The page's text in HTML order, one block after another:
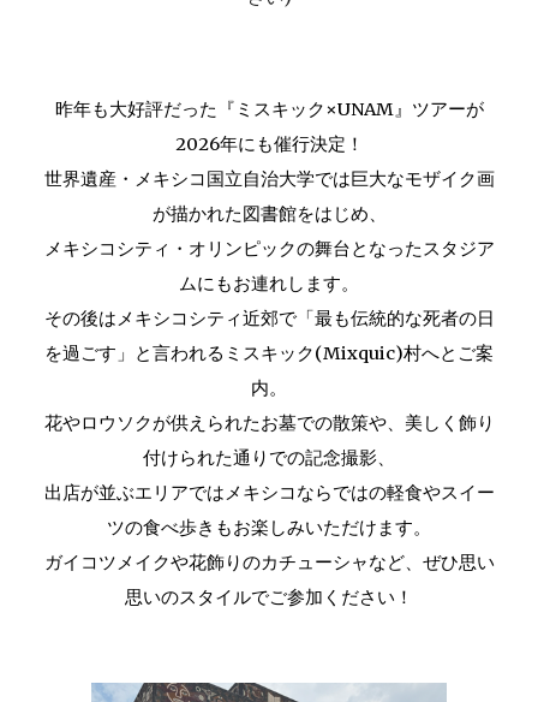
昨年も大好評だった『ミスキック×UNAM』ツアーが
2026年にも催行決定！
世界遺産・メキシコ国立自治大学では巨大なモザイク画
が描かれた図書館をはじめ、
メキシコシティ・オリンピックの舞台となったスタジア
ムにもお連れします。
その後はメキシコシティ近郊で「最も伝統的な死者の日
を過ごす」と言われるミスキック(Mixquic)村へとご案
内。
花やロウソクが供えられたお墓での散策や、美しく飾り
付けられた通りでの記念撮影、
出店が並ぶエリアではメキシコならではの軽食やスイー
ツの食べ歩きもお楽しみいただけます。
ガイコツメイクや花飾りのカチューシャなど、ぜひ思い
思いのスタイルでご参加ください！